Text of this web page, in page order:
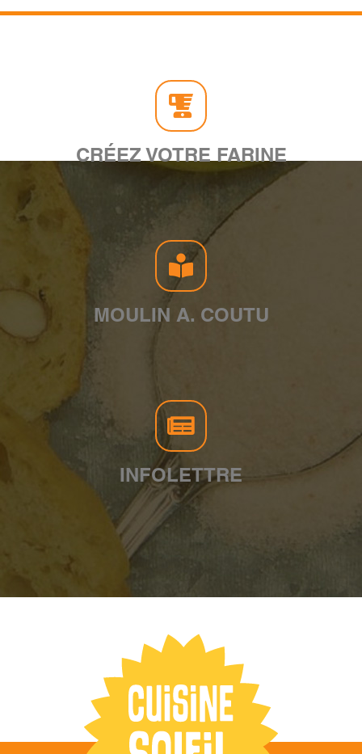
CRÉEZ VOTRE FARINE
MOULIN A. COUTU
INFOLETTRE